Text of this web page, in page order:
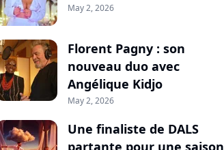
May 2, 2026
Florent Pagny : son
nouveau duo avec
Angélique Kidjo
May 2, 2026
Une finaliste de DALS
partante pour une saison